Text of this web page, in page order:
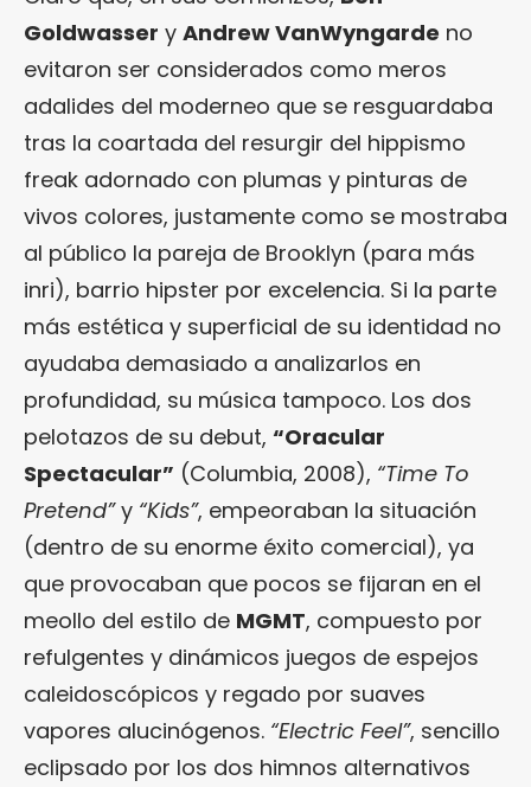
Goldwasser y Andrew VanWyngarde no
evitaron ser considerados como meros
adalides del moderneo que se resguardaba
tras la coartada del resurgir del hippismo
freak adornado con plumas y pinturas de
vivos colores, justamente como se mostraba
al público la pareja de Brooklyn (para más
inri), barrio hipster por excelencia. Si la parte
más estética y superficial de su identidad no
ayudaba demasiado a analizarlos en
profundidad, su música tampoco. Los dos
pelotazos de su debut, “Oracular
Spectacular” (Columbia, 2008), “Time To
Pretend”y “Kids”, empeoraban la situación
(dentro de su enorme éxito comercial), ya
que provocaban que pocos se fijaran en el
meollo del estilo de MGMT, compuesto por
refulgentes y dinámicos juegos de espejos
caleidoscópicos y regado por suaves
vapores alucinógenos. “Electric Feel”, sencillo
eclipsado por los dos himnos alternativos